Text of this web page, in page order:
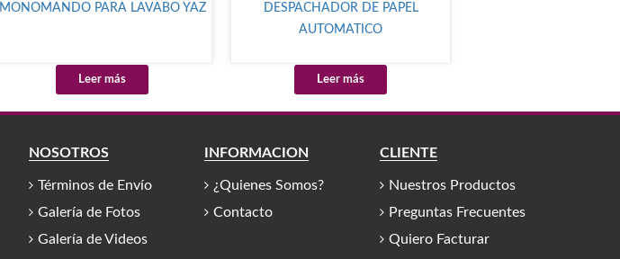
MONOMANDO PARA LAVABO YAZ
Leer más
DESPACHADOR DE PAPEL
AUTOMATICO
Leer más
NOSOTROS
Términos de Envío
Galería de Fotos
Galería de Videos
INFORMACIÓN
¿Quienes Somos?
Contacto
CLIENTE
Nuestros Productos
Preguntas Frecuentes
Quiero Facturar